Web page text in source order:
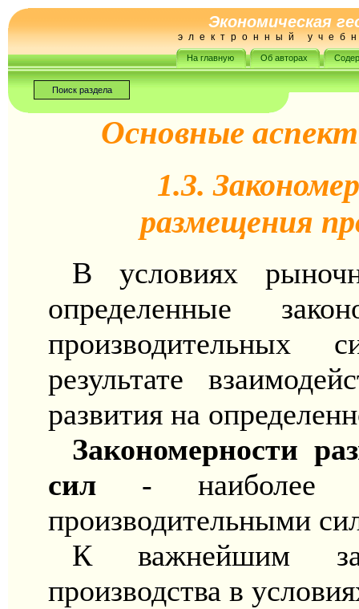
Поиск раздела
Экономическая
электронный
На главную Об авторах
Основные
1.3.
размещения
В условиях
определенные
результате
развития на
Закономерности
сил - наиболее
производительными
К важнейшим
производства в